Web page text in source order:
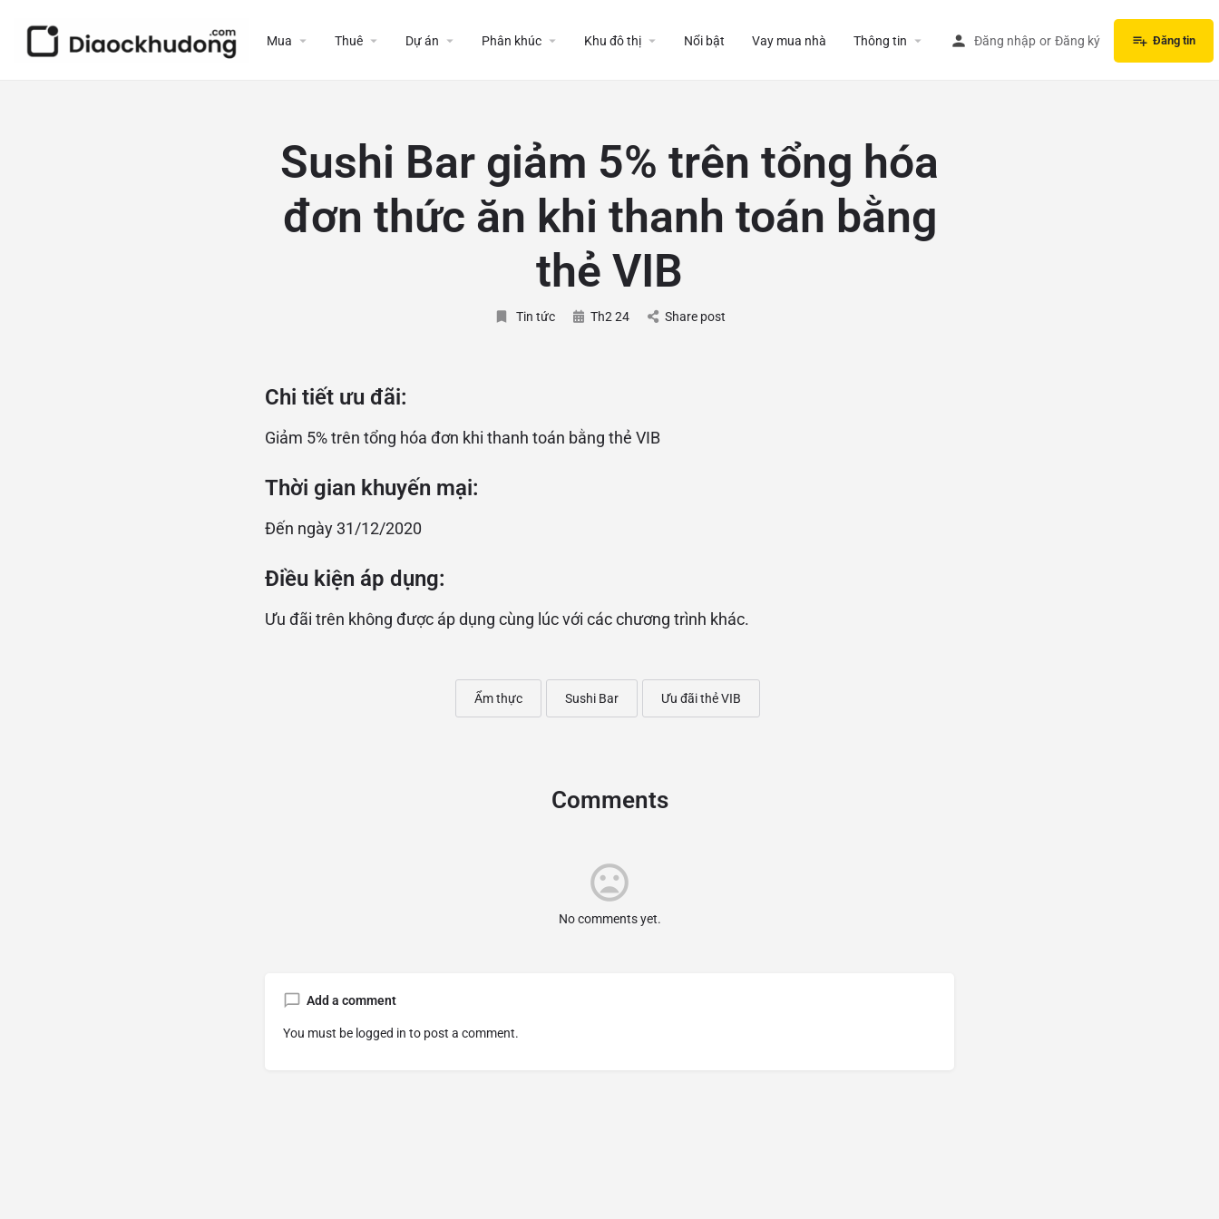
Mua Thuê Dự án Phân khúc Khu đô thị Nổi bật Vay mua nhà Thông tin Đăng nhập or Đăng ký Đăng tin
Sushi Bar giảm 5% trên tổng hóa
đơn thức ăn khi thanh toán bằng
thẻ VIB
Tin tức Th2 24 Share post
Chi tiết ưu đãi:
Giảm 5% trên tổng hóa đơn khi thanh toán bằng thẻ VIB
Thời gian khuyến mại:
Đến ngày 31/12/2020
Điều kiện áp dụng:
Ưu đãi trên không được áp dụng cùng lúc với các chương trình khác.
Ẩm thực Sushi Bar Ưu đãi thẻ VIB
Comments
No comments yet.
Add a comment
You must be logged in to post a comment.